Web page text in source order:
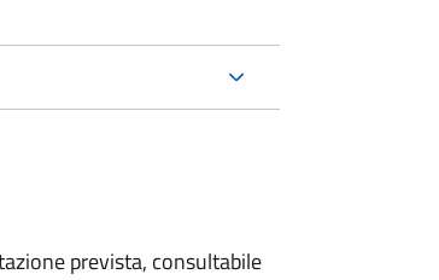
prevista, consultabile